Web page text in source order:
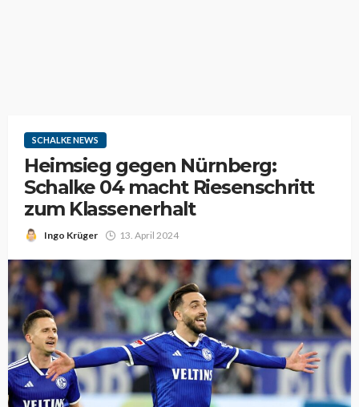
SCHALKE NEWS
Heimsieg gegen Nürnberg:
Schalke 04 macht Riesenschritt
zum Klassenerhalt
Ingo Krüger 13. April 2024